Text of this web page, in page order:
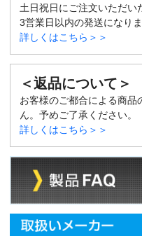
土日祝日にご注文いただい
3営業日以内の発送になりま
詳しくはこちら＞＞
＜返品について＞
お客様のご都合による商品
ん。予めご了承ください。
詳しくはこちら＞＞